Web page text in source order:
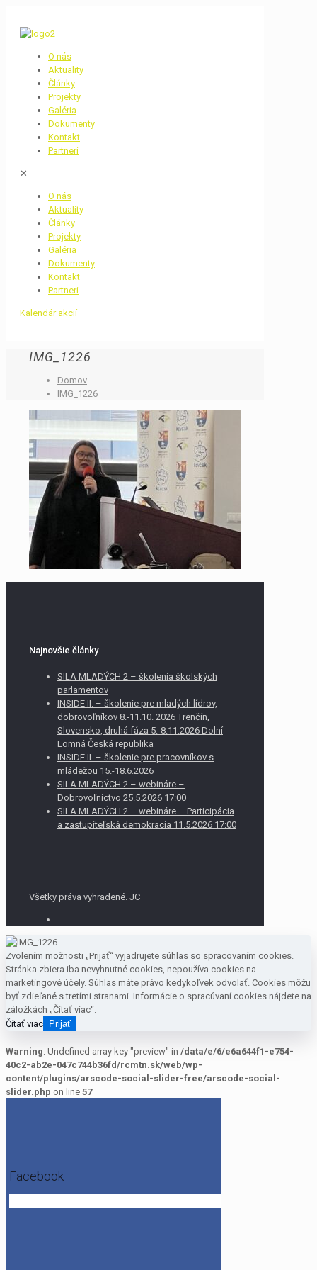
O nás
Aktuality
Články
Projekty
Galéria
Dokumenty
Kontakt
Partneri
✕
O nás
Aktuality
Články
Projekty
Galéria
Dokumenty
Kontakt
Partneri
Kalendár akcií
IMG_1226
Domov
IMG_1226
Najnovšie články
SILA MLADÝCH 2 – školenia školských
parlamentov
INSIDE II. – školenie pre mladých lídrov,
dobrovoľníkov 8.-11.10. 2026 Trenčín,
Slovensko, druhá fáza 5.-8.11.2026 Dolní
Lomná Česká republika
INSIDE II. – školenie pre pracovníkov s
mládežou 15.-18.6.2026
SILA MLADÝCH 2 – webináre –
Dobrovoľníctvo 25.5.2026 17:00
SILA MLADÝCH 2 – webináre – Participácia
a zastupiteľská demokracia 11.5.2026 17:00
Všetky práva vyhradené. JC
Zvolením možnosti „Prijať“ vyjadrujete súhlas so spracovaním cookies.
Stránka zbiera iba nevyhnutné cookies, nepoužíva cookies na
marketingové účely. Súhlas máte právo kedykoľvek odvolať. Cookies môžu
byť zdieľané s tretími stranami. Informácie o spracúvaní cookies nájdete na
záložkách „Čítať viac“.
Čítať viac Prijať
Warning: Undefined array key "preview" in /data/e/6/e6a644f1-e754-
40c2-ab2e-047c744b36fd/rcmtn.sk/web/wp-
content/plugins/arscode-social-slider-free/arscode-social-
slider.php on line 57
Facebook